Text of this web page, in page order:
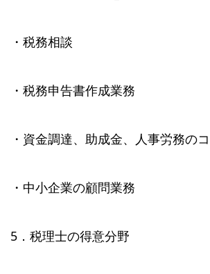
・税務相談
・税務申告書作成業務
・資金調達、助成金、人事労務の
・中小企業の顧問業務
5．税理士の得意分野